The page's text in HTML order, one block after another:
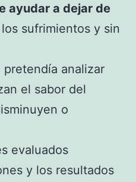
ayudar a dejar de
sufrimientos y sin
analizar
el sabor del
o
evaluados
y los resultados